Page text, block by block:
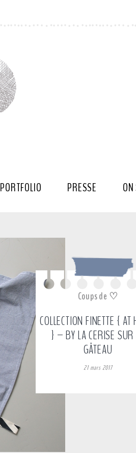
PORTFOLIO PRESSE
Coups de ♡
COLLECTION FINETTE { AT
} – BY LA CERISE SUR
GÂTEAU
21 mars 2017